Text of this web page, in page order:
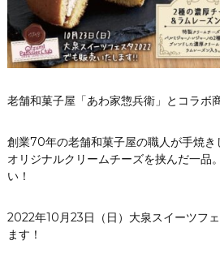
老舗和菓子屋「あわ家惣兵衛」とコラボ
創業70年の老舗和菓子屋の職人が手焼
オリジナルクリームチーズを挟んだ一品
い！
2022年10月23日（日）大泉スイーツフ
ます！